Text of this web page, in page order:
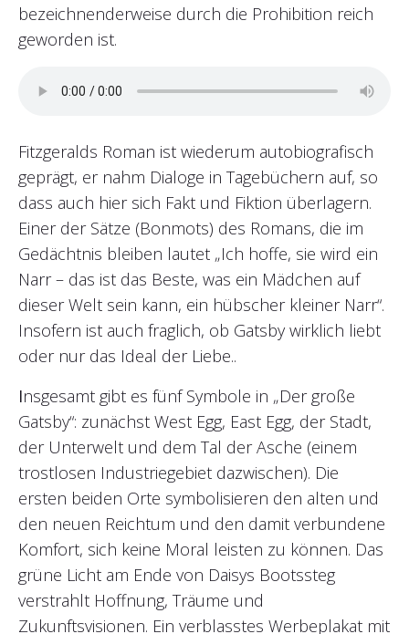
bezeichnenderweise durch die Prohibition reich
geworden ist.
Fitzgeralds Roman ist wiederum autobiografisch
geprägt, er nahm Dialoge in Tagebüchern auf, so
dass auch hier sich Fakt und Fiktion überlagern.
Einer der Sätze (Bonmots) des Romans, die im
Gedächtnis bleiben lautet „Ich hoffe, sie wird ein
Narr – das ist das Beste, was ein Mädchen auf
dieser Welt sein kann, ein hübscher kleiner Narr“.
Insofern ist auch fraglich, ob Gatsby wirklich liebt
oder nur das Ideal der Liebe..
Insgesamt gibt es fünf Symbole in „Der große
Gatsby“: zunächst West Egg, East Egg, der Stadt,
der Unterwelt und dem Tal der Asche (einem
trostlosen Industriegebiet dazwischen). Die
ersten beiden Orte symbolisieren den alten und
den neuen Reichtum und den damit verbundene
Komfort, sich keine Moral leisten zu können. Das
grüne Licht am Ende von Daisys Bootssteg
verstrahlt Hoffnung, Träume und
Zukunftsvisionen. Ein verblasstes Werbeplakat mit